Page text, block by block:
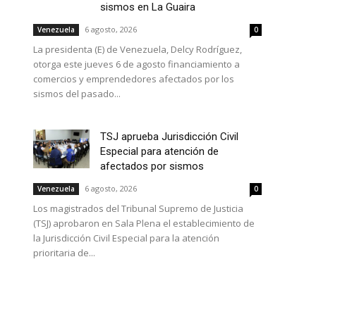
sismos en La Guaira
Venezuela 6 agosto, 2026 0
La presidenta (E) de Venezuela, Delcy Rodríguez,
otorga este jueves 6 de agosto financiamiento a
comercios y emprendedores afectados por los
sismos del pasado...
TSJ aprueba Jurisdicción Civil
Especial para atención de
afectados por sismos
Venezuela 6 agosto, 2026 0
Los magistrados del Tribunal Supremo de Justicia
(TSJ) aprobaron en Sala Plena el establecimiento de
la Jurisdicción Civil Especial para la atención
prioritaria de...